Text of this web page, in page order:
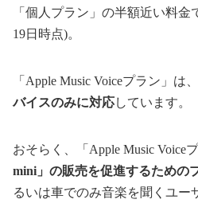
「個人プラン」の半額近い料金
19日時点)。
「Apple Music Voiceプラン」は、
バイスのみに対応しています。
おそらく、「Apple Music Voice
mini」の販売を促進するための
るいは車でのみ音楽を聞くユー